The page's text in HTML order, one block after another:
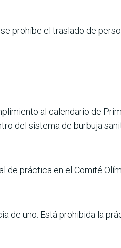
prohíbe el traslado de
al calendario de
del sistema de burbuja
de práctica en el Comité
de uno. Está prohibida la